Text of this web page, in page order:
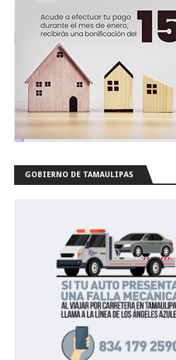
GOBIERNO DE TAMAULIPAS